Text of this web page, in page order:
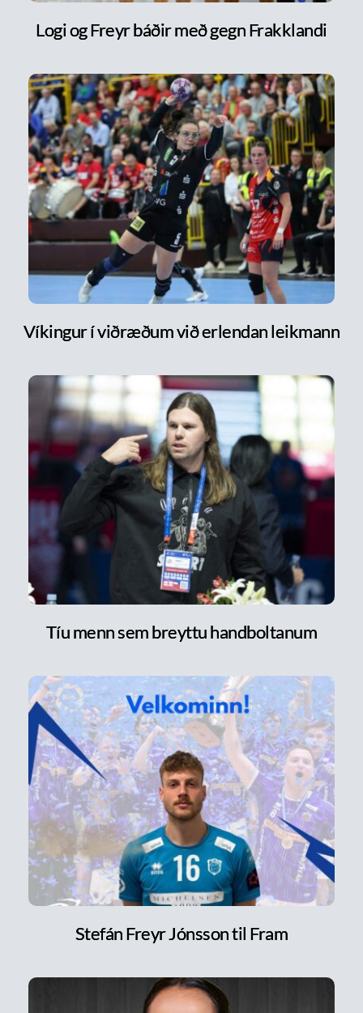
Logi og Freyr báðir með gegn Frakklandi
Víkingur í viðræðum við erlendan leikmann
Tíu menn sem breyttu handboltanum
Stefán Freyr Jónsson til Fram